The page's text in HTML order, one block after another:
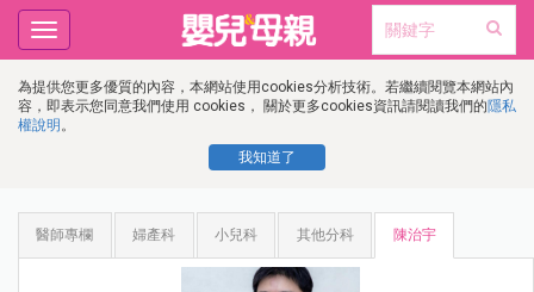
為提供您更多優質的內容，本網站使用cookies分析技術。若繼續閱覽本網站內
容，即表示您同意我們使用 cookies， 關於更多cookies資訊請閱讀我們的隱私
權說明 。
我知道了
Toggle
navigation
醫師專欄 婦產科 小兒科 其他分科 陳治宇